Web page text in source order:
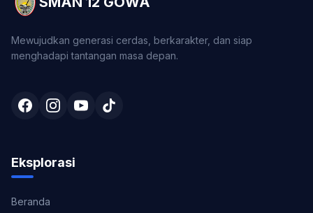
Mewujudkan generasi cerdas, berkarakter, dan siap
menghadapi tantangan masa depan.
Eksplorasi
Beranda